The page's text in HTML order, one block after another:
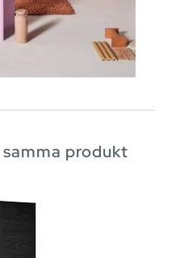
produkt